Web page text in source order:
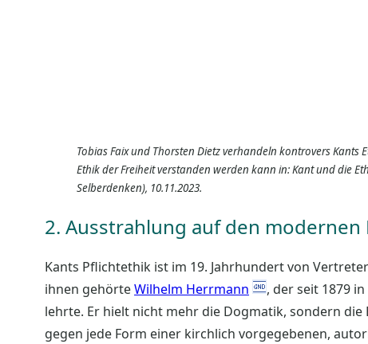
Tobias Faix und Thorsten Dietz verhandeln kontrovers
Ethik der Freiheit verstanden werden kann in: Kant und die
Selberdenken), 10.11.2023.
2. Ausstrahlung auf den
Kants Pflichtethik ist im 19. Jahrhundert von
ihnen gehörteWilhelm Herrmann
, der seit 1879
lehrte. Er hielt nicht mehr die Dogmatik, sondern
gegen jede Form einer kirchlich vorgegebenen,